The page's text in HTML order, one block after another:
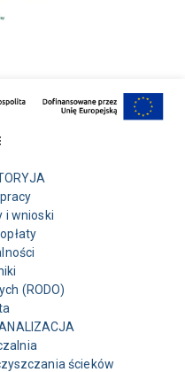
i wnioski
(RODO)
ścieków